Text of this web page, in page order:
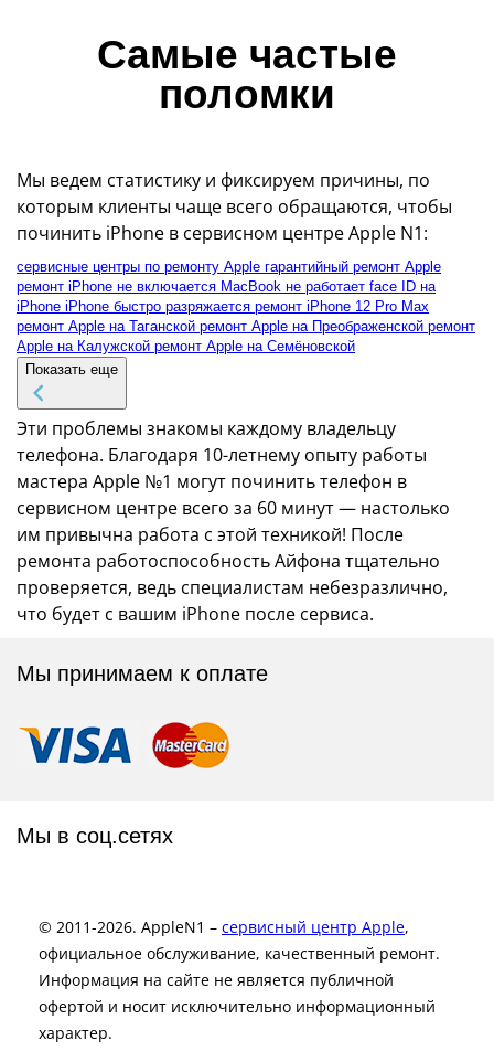
Самые частые
поломки
Мы ведем статистику и фиксируем причины, по
которым клиенты чаще всего обращаются, чтобы
починить iPhone в сервисном центре Apple N1:
сервисные центры по ремонту Apple гарантийный ремонт Apple
ремонт iPhone не включается MacBook не работает face ID на
iPhone iPhone быстро разряжается ремонт iPhone 12 Pro Max
ремонт Apple на Таганской ремонт Apple на Преображенской ремонт
Apple на Калужской ремонт Apple на Семёновской
Показать еще
Эти проблемы знакомы каждому владельцу
телефона. Благодаря 10-летнему опыту работы
мастера Apple №1 могут починить телефон в
сервисном центре всего за 60 минут — настолько
им привычна работа с этой техникой! После
ремонта работоспособность Айфона тщательно
проверяется, ведь специалистам небезразлично,
что будет с вашим iPhone после сервиса.
Мы принимаем к оплате
Мы в соц.сетях
© 2011-2026. AppleN1 – сервисный центр Apple,
официальное обслуживание, качественный ремонт.
Информация на сайте не является публичной
офертой и носит исключительно информационный
характер.